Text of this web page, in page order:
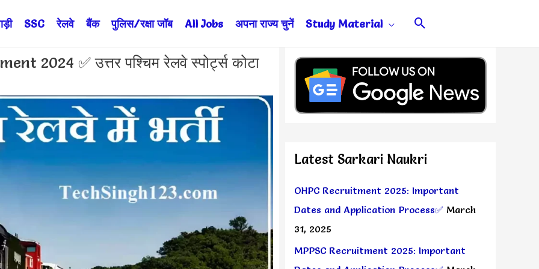
SSC रेलवे बैंक पुलिस/रक्षा जॉब All Jobs अपना राज्य चुनें Study Material Search
2024 ✅ उत्तर पश्चिम रेलवे स्पोर्ट्स कोटा
Latest Sarkari Naukri
OHPC Recruitment 2025: Important
Dates and Application Process✅ March
31, 2025
MPPSC Recruitment 2025: Important